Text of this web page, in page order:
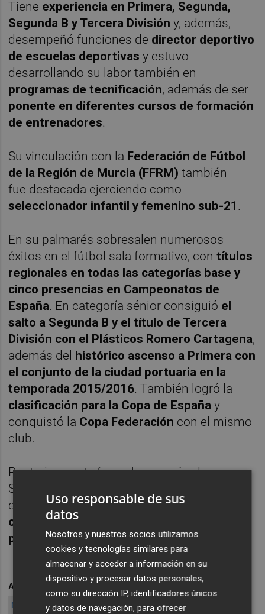
Tiene experiencia en Primera, Segunda,
Segunda B y Tercera División y, además,
desempeñó funciones de director deportivo
de escuelas deportivas y estuvo
desarrollando su labor también en
programas de tecnificación, además de ser
ponente en diferentes cursos de formación
de entrenadores.
Su vinculación con la Federación de Fútbol
de la Región de Murcia (FFRM)también
fue destacada ejerciendo como
seleccionador infantil y femenino sub-21 .
En su palmarés sobresalen numerosos
éxitos en el fútbol sala formativo, contítulos
regionales en todas las categorías base y
cinco presencias en Campeonatos de
España. En categoría sénior consiguió el
salto a Segunda B y el título de Tercera
División con el Plásticos Romero Cartagena,
además del histórico ascenso a Primera con
el conjunto de la ciudad portuaria en la
temporada 2015/2016. También logró la
clasificación para la Copa de Españay
conquistó la Copa Federación con el mismo
club.
Posteriormente fue subcampeón de
Segunda División con el
en 2011, recibió elpremio Ramón Cobo
como mejor entrenador de la categoría de
plata
ARCHIVADO EN FÚTBOL SALA
ELPOZO MURCIA FS
NUEVO ENTRENADOR
Uso responsable de sus
datos
Nosotros y nuestros socios utilizamos
cookies y tecnologías similares para
almacenar y acceder a información en su
dispositivo y procesar datos personales,
como su dirección IP, identificadores únicos
y datos de navegación, para ofrecer